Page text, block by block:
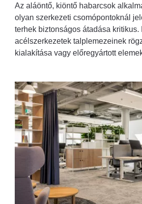
Az aláöntő, kiöntő habarcsok
olyan szerkezeti csomópontoknál
terhek biztonságos átadása kritikus.
acélszerkezetek talplemezeinek
kialakítása vagy előregyártott